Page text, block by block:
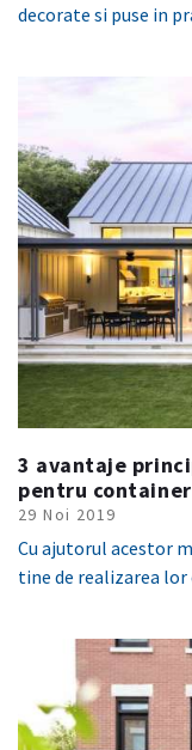
decorate si puse in
3 avantaje
pentru
29 Noi 2019
Cu ajutorul acestor
tine de realizarea